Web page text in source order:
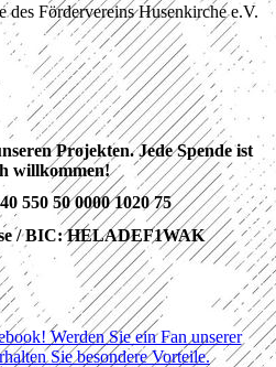
des Fördervereins Husenkirche e.V.
Projekten. Jede Spende ist
willkommen!
550 50 0000 1020 75
/ BIC: HELADEF1WAK
Werden Sie ein Fan unserer
Sie besondere Vorteile.